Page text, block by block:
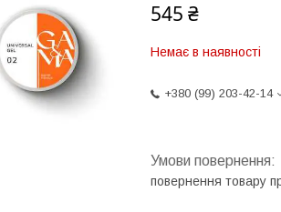
545 ₴
Немає в наявності
+380 (99) 203-42-14
повернення товару